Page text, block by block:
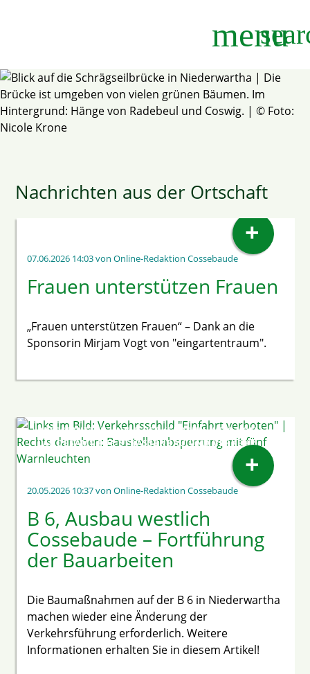
menu
Suchbegriffe SUCHEN
Nachrichten aus der Ortschaft
07.06.2026 14:03von Online-Redaktion Cossebaude
Frauen unterstützen Frauen
„Frauen unterstützen Frauen“ – Dank an die
Sponsorin Mirjam Vogt von "eingartentraum".
+
PRESSEMITTEILUNG & VERKEHRSHINWEIS VOM
LANDESAMT FÜR STRASSENBAU UND VERKEHR
20.05.2026 10:37von Online-Redaktion Cossebaude
B 6, Ausbau westlich
Cossebaude – Fortführung
der Bauarbeiten
Die Baumaßnahmen auf der B 6 in Niederwartha
machen wieder eine Änderung der
Verkehrsführung erforderlich. Weitere
Informationen erhalten Sie in diesem Artikel!
+